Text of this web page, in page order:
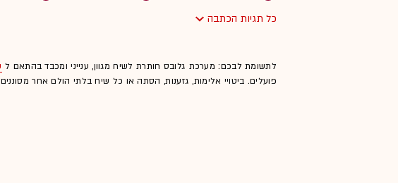
כל תגיות הכתבה
לתשומת לבכם: מערכת גלובס חותרת לשיח מגוון, ענייני ומכבד בהתאם ל
פועלים. ביטויי אלימות, גזענות, הסתה או כל שיח בלתי הולם אחר